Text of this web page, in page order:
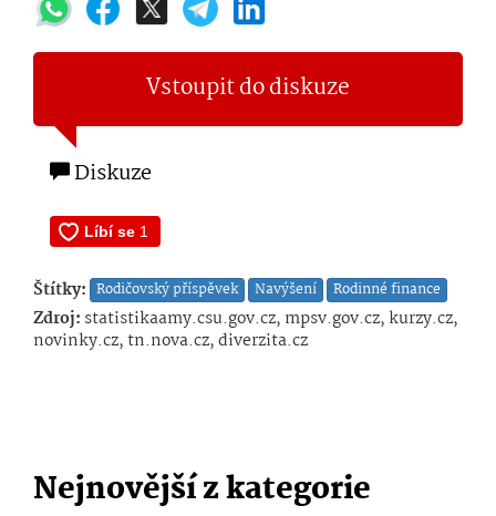
Vstoupit do diskuze
Diskuze
Štítky: Rodičovský příspěvek Navýšení Rodinné finance
Zdroj: statistikaamy.csu.gov.cz, mpsv.gov.cz, kurzy.cz,
novinky.cz, tn.nova.cz, diverzita.cz
Nejnovější z kategorie